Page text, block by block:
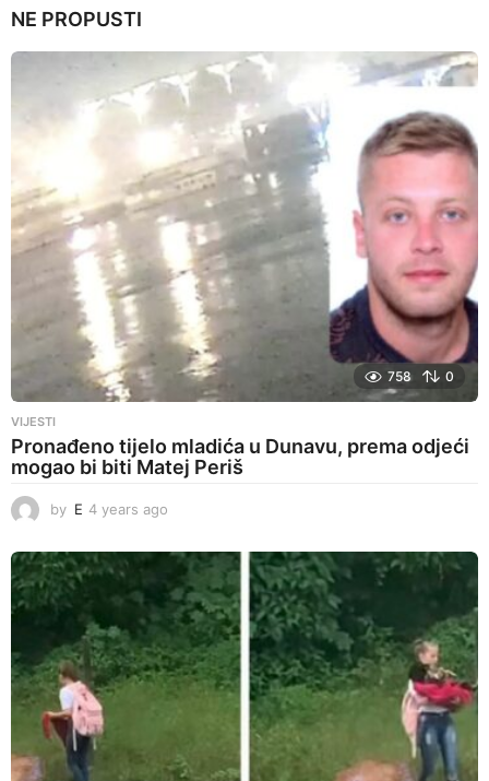
a
o
NE PROPUSTI
758 0
VIJESTI
Pronađeno tijelo mladića u Dunavu, prema odjeći
mogao bi biti Matej Periš
by E 4 years ago
e
r
s
a
g
o